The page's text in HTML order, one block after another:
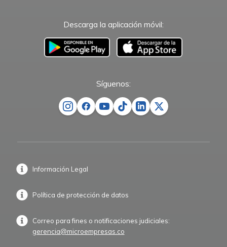
Descarga la aplicación móvil:
–
Síguenos:
Información Legal
Política de protección de datos
Correo para fines o notificaciones judiciales:
gerencia@microempresas.co